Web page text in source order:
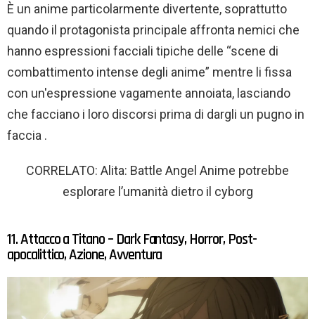
È un anime particolarmente divertente, soprattutto
quando il protagonista principale affronta nemici che
hanno espressioni facciali tipiche delle “scene di
combattimento intense degli anime” mentre li fissa
con un'espressione vagamente annoiata, lasciando
che facciano i loro discorsi prima di dargli un pugno in
faccia .
CORRELATO: Alita: Battle Angel Anime potrebbe
esplorare l’umanità dietro il cyborg
11. Attacco a Titano – Dark Fantasy, Horror, Post-
apocalittico, Azione, Avventura